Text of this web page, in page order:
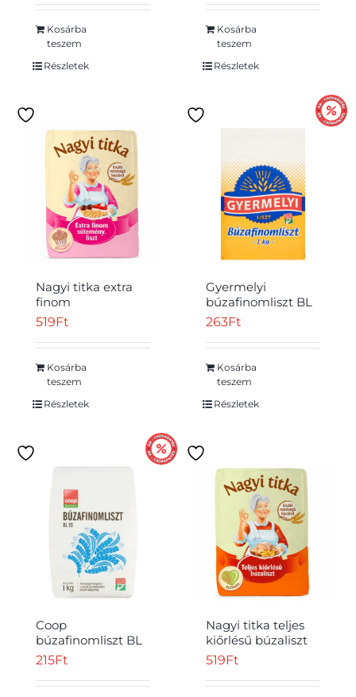
Kosárba
teszem
Részletek
Kosárba
teszem
Részletek
Nagyi titka extra
finom
süteményliszt 1 kg
519Ft
Kosárba
teszem
Részletek
Gyermelyi
búzafinomliszt BL
55 1 kg
263Ft
Kosárba
teszem
Részletek
Coop
búzafinomliszt BL
55 1 kg
215Ft
Nagyi titka teljes
kiőrlésű búzaliszt
BTKL 1 kg
519Ft